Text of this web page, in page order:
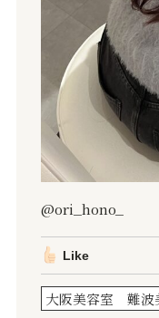
@ori_hono_
Like
大阪美容室 難波